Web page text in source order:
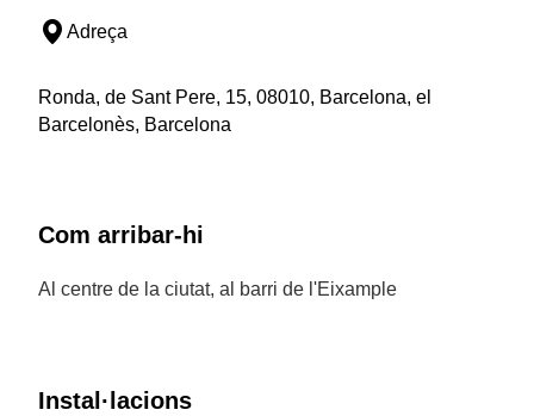
Adreça
Ronda, de Sant Pere, 15, 08010, Barcelona, el
Barcelonès, Barcelona
Com arribar-hi
Al centre de la ciutat, al barri de l'Eixample
Instal·lacions